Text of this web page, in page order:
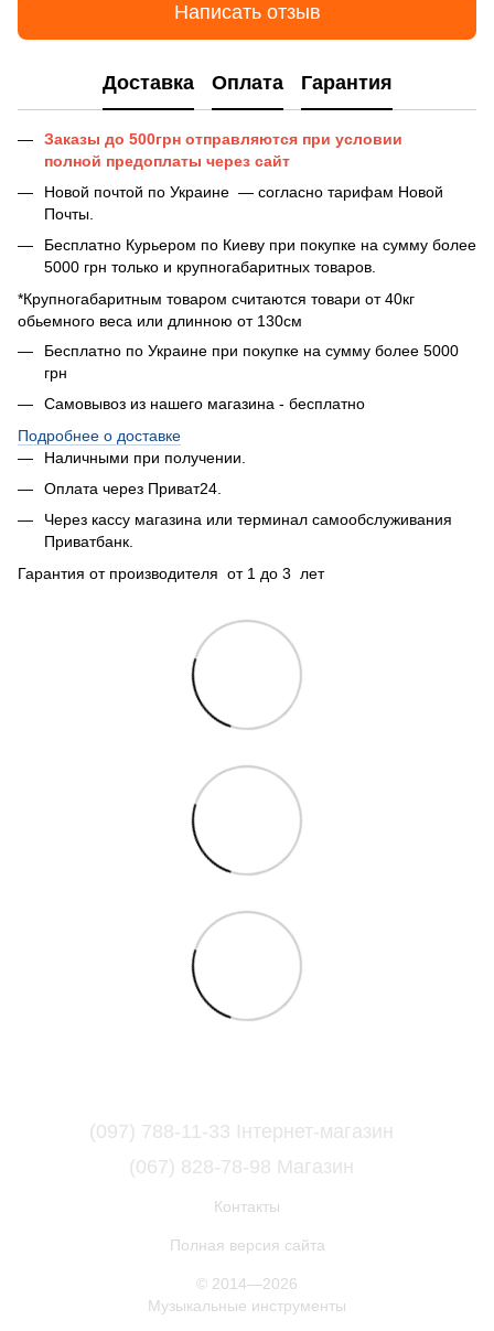
Написать отзыв
Доставка Оплата Гарантия
Заказы до 500грн отправляются при условии
полной предоплаты через сайт
Новой почтой по Украине — согласно тарифам Новой
Почты.
Бесплатно Курьером по Киеву при покупке на сумму более
5000 грн только и крупногабаритных товаров.
*Крупногабаритным товаром считаются товари от 40кг
обьемного веса или длинною от 130см
Бесплатно по Украине при покупке на сумму более 5000
грн
Самовывоз из нашего магазина - бесплатно
Подробнее о доставке
Наличными при получении.
Оплата через Приват24.
Через кассу магазина или терминал самообслуживания
Приватбанк.
Гарантия от производителя от 1 до 3 лет
(097) 788-11-33 Інтернет-магазин
(067) 828-78-98 Магазин
Контакты
Полная версия сайта
© 2014—2026
Музыкальные инструменты